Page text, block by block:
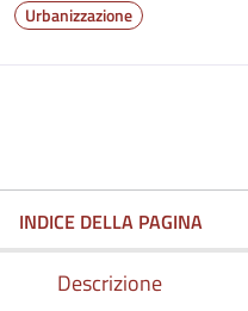
Urbanizzazione
INDICE DELLA PAGINA
Descrizione